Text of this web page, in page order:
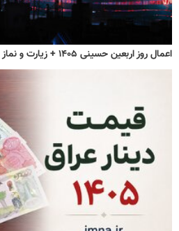
اعمال روز اربعین حسینی ۱۴۰۵ + زیارت و نماز